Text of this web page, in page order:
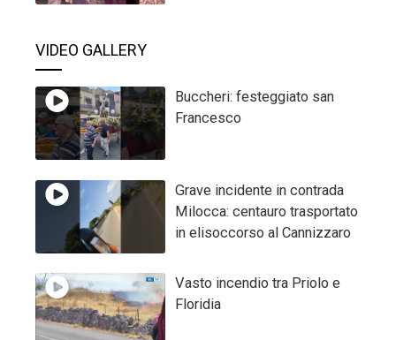
VIDEO GALLERY
Buccheri: festeggiato san
Francesco
Grave incidente in contrada
Milocca: centauro trasportato
in elisoccorso al Cannizzaro
Vasto incendio tra Priolo e
Floridia